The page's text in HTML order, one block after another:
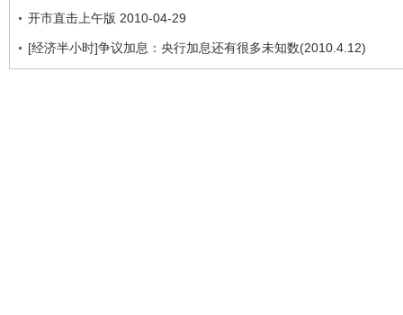
开市直击上午版 2010-04-29
[经济半小时]争议加息：央行加息还有很多未知数(2010.4.12)